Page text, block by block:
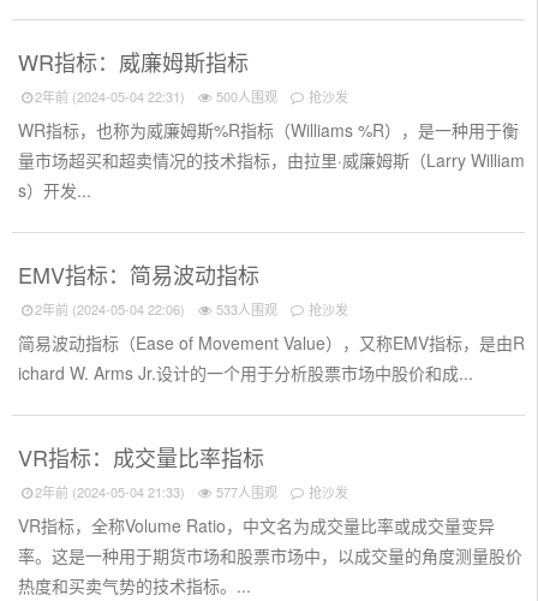
WR指标：威廉姆斯指标
2年前 (2024-05-04 22:31) 500人围观 抢沙发
WR指标，也称为威廉姆斯%R指标（Williams %R），是一种用于衡
量市场超买和超卖情况的技术指标，由拉里·威廉姆斯（Larry William
s）开发...
EMV指标：简易波动指标
2年前 (2024-05-04 22:06) 533人围观 抢沙发
简易波动指标（Ease of Movement Value），又称EMV指标，是由R
ichard W. Arms Jr.设计的一个用于分析股票市场中股价和成...
VR指标：成交量比率指标
2年前 (2024-05-04 21:33) 577人围观 抢沙发
VR指标，全称Volume Ratio，中文名为成交量比率或成交量变异
率。这是一种用于期货市场和股票市场中，以成交量的角度测量股价
热度和买卖气势的技术指标。...